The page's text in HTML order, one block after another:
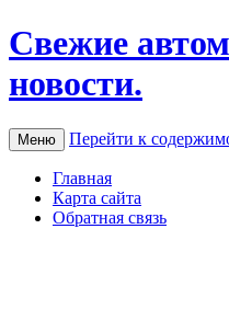
Свежие
новости.
Меню Перейти к
Главная
Карта сайта
Обратная связь